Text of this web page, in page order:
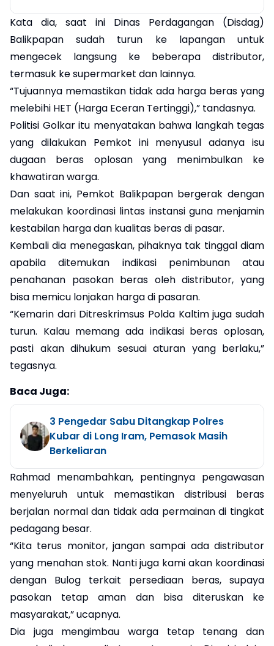
Kata dia, saat ini Dinas Perdagangan (Disdag)
Balikpapan sudah turun ke lapangan untuk
mengecek langsung ke beberapa distributor,
termasuk ke supermarket dan lainnya.
“Tujuannya memastikan tidak ada harga beras yang
melebihi HET (Harga Eceran Tertinggi),” tandasnya.
Politisi Golkar itu menyatakan bahwa langkah tegas
yang dilakukan Pemkot ini menyusul adanya isu
dugaan beras oplosan yang menimbulkan ke
khawatiran warga.
Dan saat ini, Pemkot Balikpapan bergerak dengan
melakukan koordinasi lintas instansi guna menjamin
kestabilan harga dan kualitas beras di pasar.
Kembali dia menegaskan, pihaknya tak tinggal diam
apabila ditemukan indikasi penimbunan atau
penahanan pasokan beras oleh distributor, yang
bisa memicu lonjakan harga di pasaran.
“Kemarin dari Ditreskrimsus Polda Kaltim juga sudah
turun. Kalau memang ada indikasi beras oplosan,
pasti akan dihukum sesuai aturan yang berlaku,”
tegasnya.
Baca Juga:
3 Pengedar Sabu Ditangkap Polres
Kubar di Long Iram, Pemasok Masih
Berkeliaran
Rahmad menambahkan, pentingnya pengawasan
menyeluruh untuk memastikan distribusi beras
berjalan normal dan tidak ada permainan di tingkat
pedagang besar.
“Kita terus monitor, jangan sampai ada distributor
yang menahan stok. Nanti juga kami akan koordinasi
dengan Bulog terkait persediaan beras, supaya
pasokan tetap aman dan bisa diteruskan ke
masyarakat,” ucapnya.
Dia juga mengimbau warga tetap tenang dan